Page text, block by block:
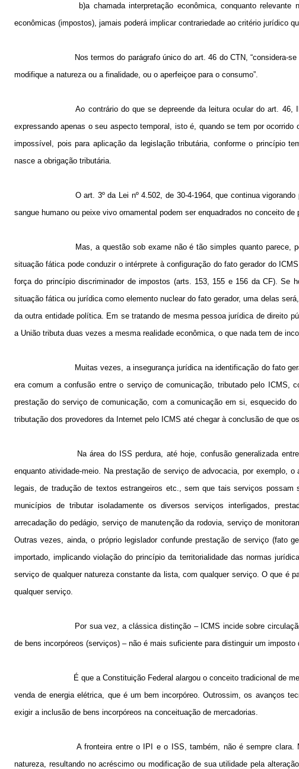
b)a chamada interpretação econômica, conquanto
econômicas (impostos), jamais poderá implicar contrariedade ao critério jurídico
Nos termos do parágrafo único do art. 46 do CTN, “considera-
modifique a natureza ou a finalidade, ou o aperfeiçoe para o consumo”.
Ao contrário do que se depreende da leitura ocular do art.
expressando apenas o seu aspecto temporal, isto é, quando se tem por
impossível, pois para aplicação da legislação tributária, conforme o princípio
nasce a obrigação tributária.
O art. 3º da Lei nº 4.502, de 30-4-1964, que continua
sangue humano ou peixe vivo ornamental podem ser enquadrados no conceito de
Mas, a questão sob exame não é tão simples quanto parece,
situação fática pode conduzir o intérprete à configuração do fato gerador do
força do princípio discriminador de impostos (arts. 153, 155 e 156 da CF). Se
situação fática ou jurídica como elemento nuclear do fato gerador, uma delas
da outra entidade política. Em se tratando de mesma pessoa jurídica de direito
a União tributa duas vezes a mesma realidade econômica, o que nada tem de
Muitas vezes, a insegurança jurídica na identificação do fato
era comum a confusão entre o serviço de comunicação, tributado pelo ICMS,
prestação do serviço de comunicação, com a comunicação em si, esquecido
tributação dos provedores da Internet pelo ICMS até chegar à conclusão de que
Na área do ISS perdura, até hoje, confusão generalizada
enquanto atividade-meio. Na prestação de serviço de advocacia, por exemplo,
legais, de tradução de textos estrangeiros etc., sem que tais serviços
municípios de tributar isoladamente os diversos serviços interligados,
arrecadação do pedágio, serviço de manutenção da rodovia, serviço de
Outras vezes, ainda, o próprio legislador confunde prestação de serviço (fato
importado, implicando violação do princípio da territorialidade das normas
serviço de qualquer natureza constante da lista, com qualquer serviço. O que é
qualquer serviço.
Por sua vez, a clássica distinção – ICMS incide sobre
de bens incorpóreos (serviços) – não é mais suficiente para distinguir um imposto
É que a Constituição Federal alargou o conceito tradicional de
venda de energia elétrica, que é um bem incorpóreo. Outrossim, os avanços
exigir a inclusão de bens incorpóreos na conceituação de mercadorias.
A fronteira entre o IPI e o ISS, também, não é sempre clara.
natureza, resultando no acréscimo ou modificação de sua utilidade pela